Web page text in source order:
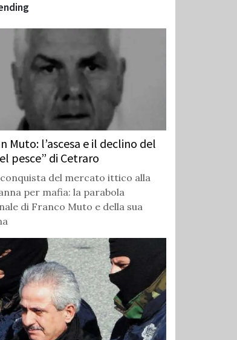
Muto: l’ascesa e il declino del
pesce” di Cetraro
del mercato ittico alla
per mafia: la parabola
di Franco Muto e della sua